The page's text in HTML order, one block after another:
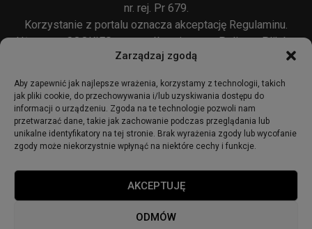
Zarządzaj zgodą
Aby zapewnić jak najlepsze wrażenia, korzystamy z technologii, takich
jak pliki cookie, do przechowywania i/lub uzyskiwania dostępu do
informacji o urządzeniu. Zgoda na te technologie pozwoli nam
przetwarzać dane, takie jak zachowanie podczas przeglądania lub
unikalne identyfikatory na tej stronie. Brak wyrażenia zgody lub wycofanie
zgody może niekorzystnie wpłynąć na niektóre cechy i funkcje.
AKCEPTUJĘ
ODMÓW
nr. rej. Pr 679.
Korzystanie z portalu oznacza akceptację Regulaminu
Używamy COOKIES w sposób opisany wPolityce Plików
Cookie
© 2018 - zabrze24.info.
Polityka Prywatności
Polityka cookies